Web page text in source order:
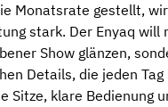
Monatsrate gestellt,
stark. Der Enyaq will
Show glänzen,
Details, die jeden Tag
Sitze, klare Bedienung